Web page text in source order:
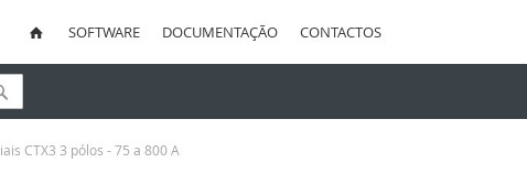
SOFTWARE DOCUMENTAÇÃO CONTACTOS
Pesquisa
CTX3 3 pólos - 75 a 800 A